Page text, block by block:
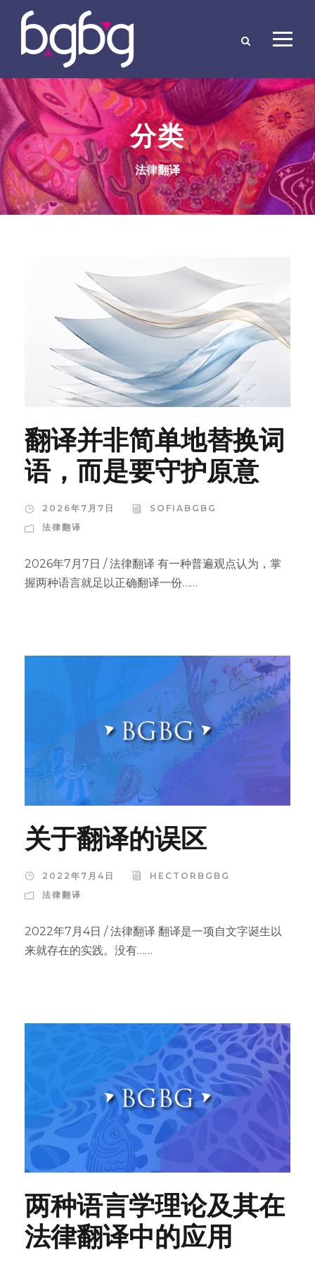
分类
法律翻译
翻译并非简单地替换词
语，而是要守护原意
2026年7月7日
SOFIABGBG
法律翻译
2026年7月7日 / 法律翻译 有一种普遍观点认为，掌
握两种语言就足以正确翻译一份……
关于翻译的误区
2022年7月4日
HECTORBGBG
法律翻译
2022年7月4日 / 法律翻译 翻译是一项自文字诞生以
来就存在的实践。没有……
两种语言学理论及其在
法律翻译中的应用